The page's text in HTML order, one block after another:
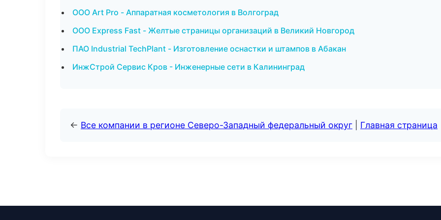
ООО Art Pro - Аппаратная косметология в Волгоград
ООО Express Fast - Желтые страницы организаций в Великий Новгород
ПАО Industrial TechPlant - Изготовление оснастки и штампов в Абакан
ИнжСтрой Сервис Кров - Инженерные сети в Калининград
← Все компании в регионе Северо-Западный федеральный округ Главная страница